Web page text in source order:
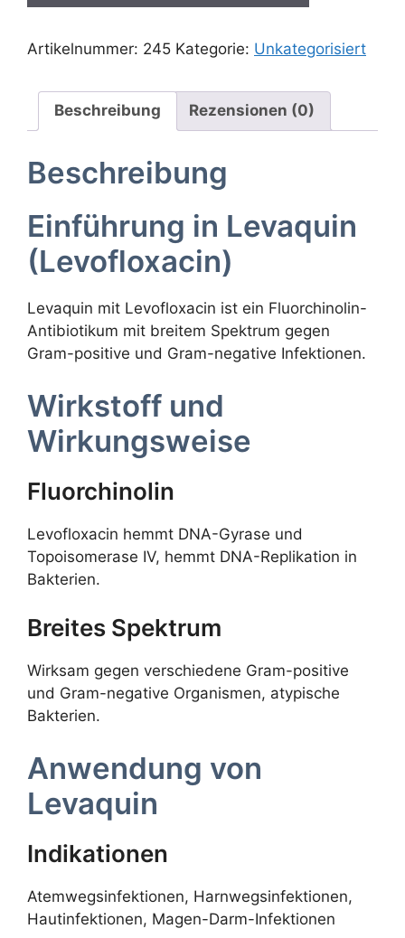
Artikelnummer: 245 Kategorie: Unkategorisiert
Beschreibung Rezensionen (0)
Beschreibung
Einführung in Levaquin
(Levofloxacin)
Levaquin mit Levofloxacin ist ein Fluorchinolin-
Antibiotikum mit breitem Spektrum gegen
Gram-positive und Gram-negative Infektionen.
Wirkstoff und
Wirkungsweise
Fluorchinolin
Levofloxacin hemmt DNA-Gyrase und
Topoisomerase IV, hemmt DNA-Replikation in
Bakterien.
Breites Spektrum
Wirksam gegen verschiedene Gram-positive
und Gram-negative Organismen, atypische
Bakterien.
Anwendung von
Levaquin
Indikationen
Atemwegsinfektionen, Harnwegsinfektionen,
Hautinfektionen, Magen-Darm-Infektionen